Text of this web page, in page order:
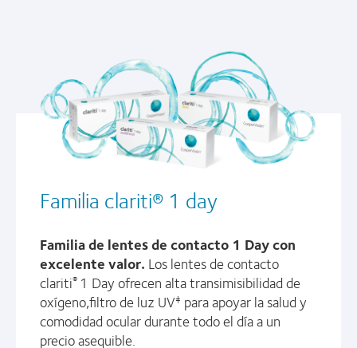
Familia clariti® 1 day
Familia de lentes de contacto 1 Day con
excelente valor. Los lentes de contacto
clariti® 1 Day ofrecen alta transimisibilidad de
oxígeno,filtro de luz UV‡ para apoyar la salud y
comodidad ocular durante todo el día a un
precio asequible.